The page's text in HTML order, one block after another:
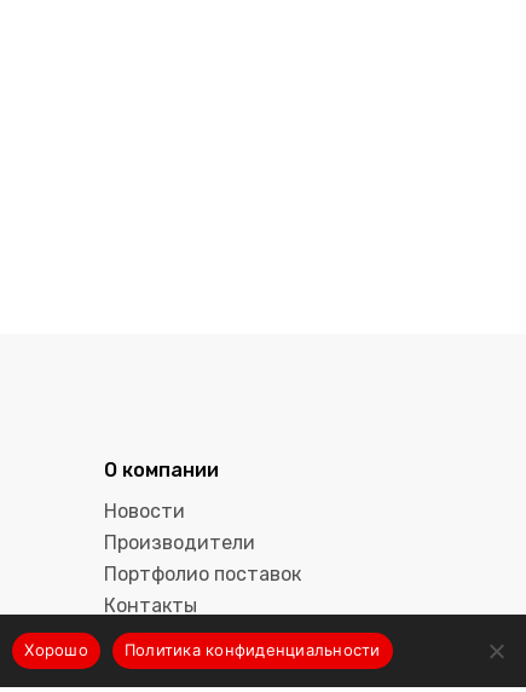
О компании
Новости
Производители
Портфолио поставок
Контакты
Хорошо Политика конфиденциальности